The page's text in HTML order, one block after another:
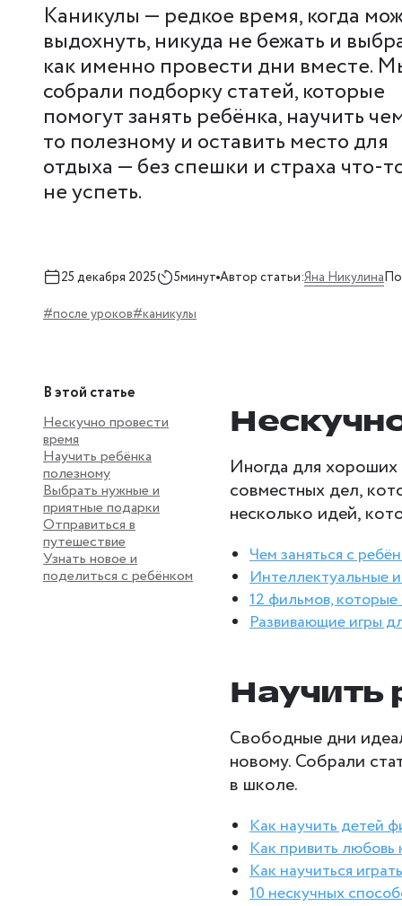
Каникулы — редкое время, когда
выдохнуть, никуда не бежать и
как именно провести дни вместе.
собрали подборку статей, которые
помогут занять ребёнка, научить
то полезному и оставить место для
отдыха — без спешки и страха что-
не успеть.
25 декабря 2025 5минут Автор статьи:Яна Никулина
#после уроков#каникулы
В этой статье
Нескучно провести
время
Научить ребёнка
полезному
Выбрать нужные и
приятные подарки
Отправиться в
путешествие
Узнать новое и
поделиться с ребёнком
Иногда для
совместных дел,
несколько идей,
Чем заняться с
Интеллектуальные
12 фильмов,
Развивающие игры
Научить
Свободные дни
новому. Собрали
в школе.
Как научить детей
Как привить любовь
Как научиться
10 нескучных